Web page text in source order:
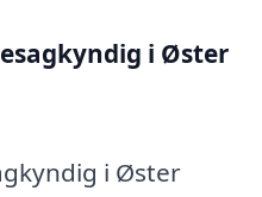
i Øster
i Øster